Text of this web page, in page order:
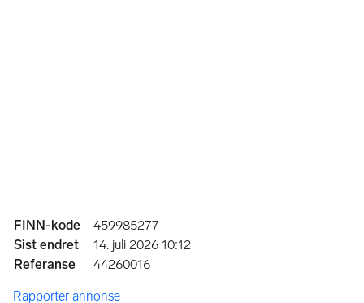
Annonseinformasjon
FINN-kode
459985277
Sist endret
14. juli 2026 10:12
Referanse
44260016
Rapporter annonse